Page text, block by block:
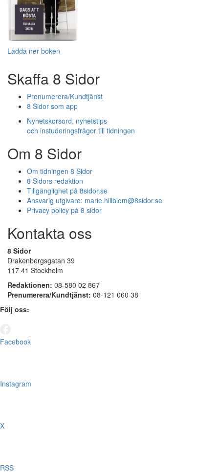
Ladda ner boken
Skaffa 8 Sidor
Prenumerera/Kundtjänst
8 Sidor som app
Nyhetskorsord, nyhetstips
och instuderingsfrågor till tidningen
Om 8 Sidor
Om tidningen 8 Sidor
8 Sidors redaktion
Tillgänglighet på 8sidor.se
Ansvarig utgivare: marie.hillblom@8sidor.se
Privacy policy på 8 sidor
Kontakta oss
8 Sidor
Drakenbergsgatan 39
117 41 Stockholm
Redaktionen: 08-580 02 867
Prenumerera/Kundtjänst: 08-121 060 38
Följ oss:
Facebook
Instagram
X
RSS